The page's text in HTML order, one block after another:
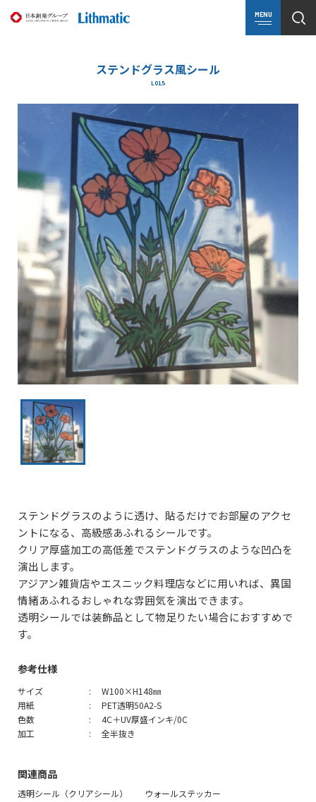
MENU
ステンドグラス風シール
L015
ステンドグラスのように透け、貼るだけでお部屋のアクセ
ントになる、高級感あふれるシールです。
クリア厚盛加工の高低差でステンドグラスのような凹凸を
演出します。
アジアン雑貨店やエスニック料理店などに用いれば、異国
情緒あふれるおしゃれな雰囲気を演出できます。
透明シールでは装飾品として物足りたい場合におすすめで
す。
参考仕様
サイズ
W100×H148㎜
用紙
PET透明50A2-S
色数
4C＋UV厚盛インキ/0C
加工
全半抜き
関連商品
透明シール（クリアシール） ウォールステッカー